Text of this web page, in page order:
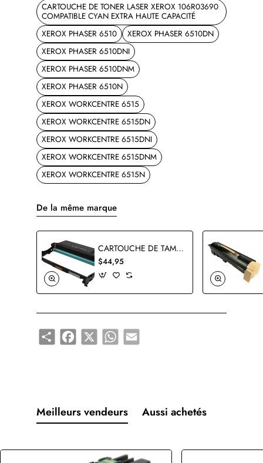
CARTOUCHE DE TONER LASER XEROX 106R03690
COMPATIBLE CYAN EXTRA HAUTE CAPACITÉ
XEROX PHASER 6510
XEROX PHASER 6510DN
XEROX PHASER 6510DNI
XEROX PHASER 6510DNM
XEROX PHASER 6510N
XEROX WORKCENTRE 6515
XEROX WORKCENTRE 6515DN
XEROX WORKCENTRE 6515DNI
XEROX WORKCENTRE 6515DNM
XEROX WORKCENTRE 6515N
De la même marque
CARTOUCHE DE TAMBOUR XEROX 101R00664 COMPATIBLE NOIR
$44,95
Share Facebook
X WhatsApp
Email
Meilleurs vendeurs Aussi achetés